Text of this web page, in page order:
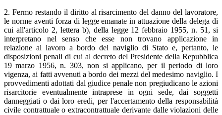
2. Fermo restando il diritto al risarcimento del danno del lavoratore,
le norme aventi forza di legge emanate in attuazione della delega di
cui all'articolo 2, lettera b), della legge 12 febbraio 1955, n. 51, si
interpretano nel senso che esse non trovano applicazione in
relazione al lavoro a bordo del naviglio di Stato e, pertanto, le
disposizioni penali di cui al decreto del Presidente della Repubblica
19 marzo 1956, n. 303, non si applicano, per il periodo di loro
vigenza, ai fatti avvenuti a bordo dei mezzi del medesimo naviglio. I
provvedimenti adottati dal giudice penale non pregiudicano le azioni
risarcitorie eventualmente intraprese in ogni sede, dai soggetti
danneggiati o dai loro eredi, per l'accertamento della responsabilità
civile contrattuale o extracontrattuale derivante dalle violazioni delle